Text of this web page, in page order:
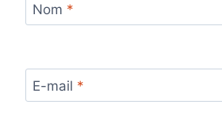
Nom *
E-mail *